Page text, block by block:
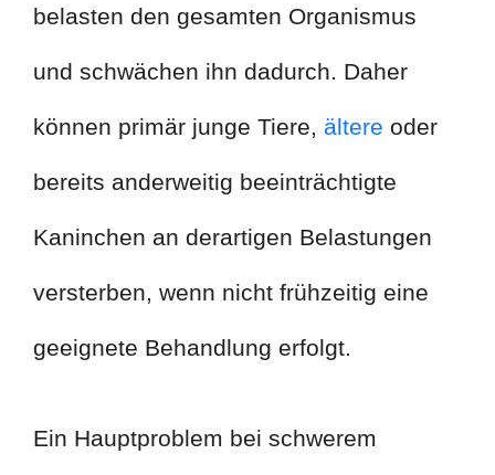
belasten den gesamten Organismus
und schwächen ihn dadurch. Daher
können primär junge Tiere, ältere oder
bereits anderweitig beeinträchtigte
Kaninchen an derartigen Belastungen
versterben, wenn nicht frühzeitig eine
geeignete Behandlung erfolgt.
Ein Hauptproblem bei schwerem